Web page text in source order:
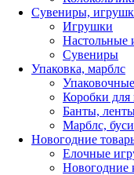
Сувениры,
Игрушки
Настольные
Сувениры
Упаковка, марблс
Коробки
Банты,
Марблс,
Новогодние
Елочные
Новогодние